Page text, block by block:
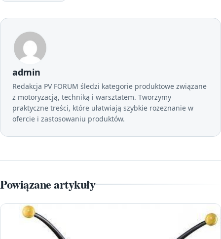
admin
Redakcja PV FORUM śledzi kategorie produktowe związane
z motoryzacją, techniką i warsztatem. Tworzymy
praktyczne treści, które ułatwiają szybkie rozeznanie w
ofercie i zastosowaniu produktów.
Powiązane artykuły